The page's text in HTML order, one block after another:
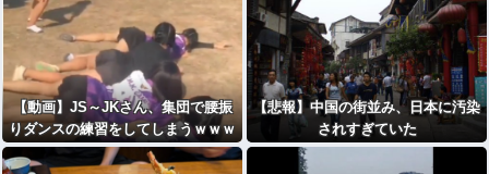
【動画】JS～JKさん、集団で腰振
りダンスの練習をしてしまうｗｗｗ
wｗｗｗｗｗｗｗｗ
【悲報】中国の街並み、日本に汚染
されすぎていた